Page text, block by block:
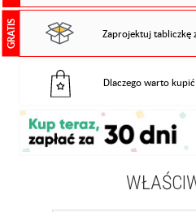
GRATIS Zaprojektuj tabliczkę
Dlaczego warto